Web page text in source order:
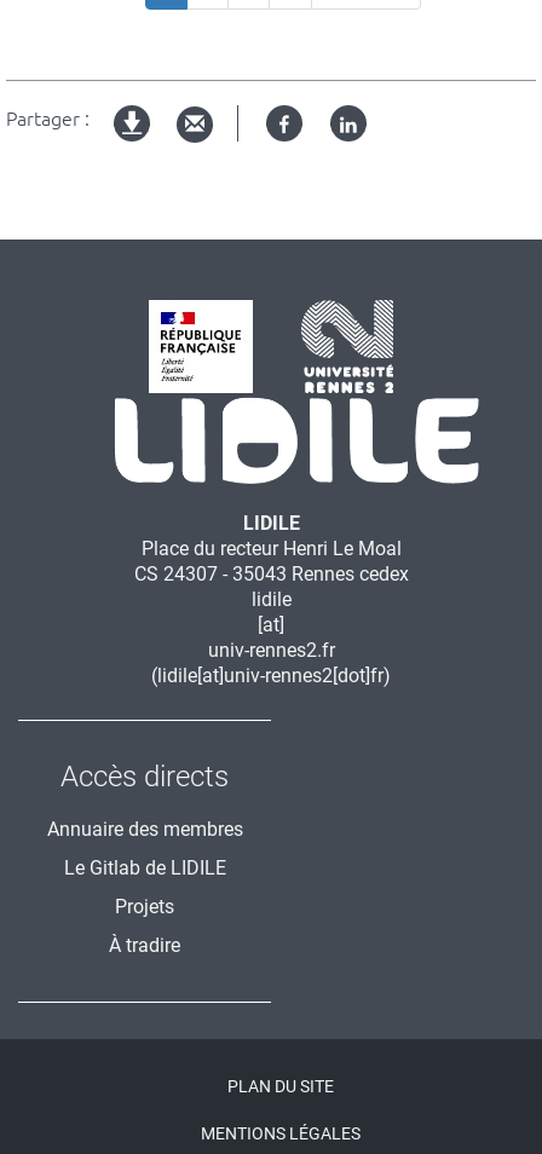
courante
suivante
page
Partager : FacebookLinked
LIDILE
Place du recteur Henri Le Moal
CS 24307 - 35043 Rennes cedex
lidile
[at]
univ-rennes2.fr
(lidile[at]univ-rennes2[dot]fr)
Accès directs
Annuaire des membres
Le Gitlab de LIDILE
Projets
À tradire
PLAN DU SITE
MENTIONS LÉGALES